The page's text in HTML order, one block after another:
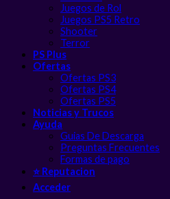
Juegos de Rol
Juegos PS5 Retro
Shooter
Terror
PS Plus
Ofertas
Ofertas PS3
Ofertas PS4
Ofertas PS5
Noticias y Trucos
Ayuda
Guias De Descarga
Preguntas Frecuentes
Formas de pago
⭐ Reputacion
Acceder